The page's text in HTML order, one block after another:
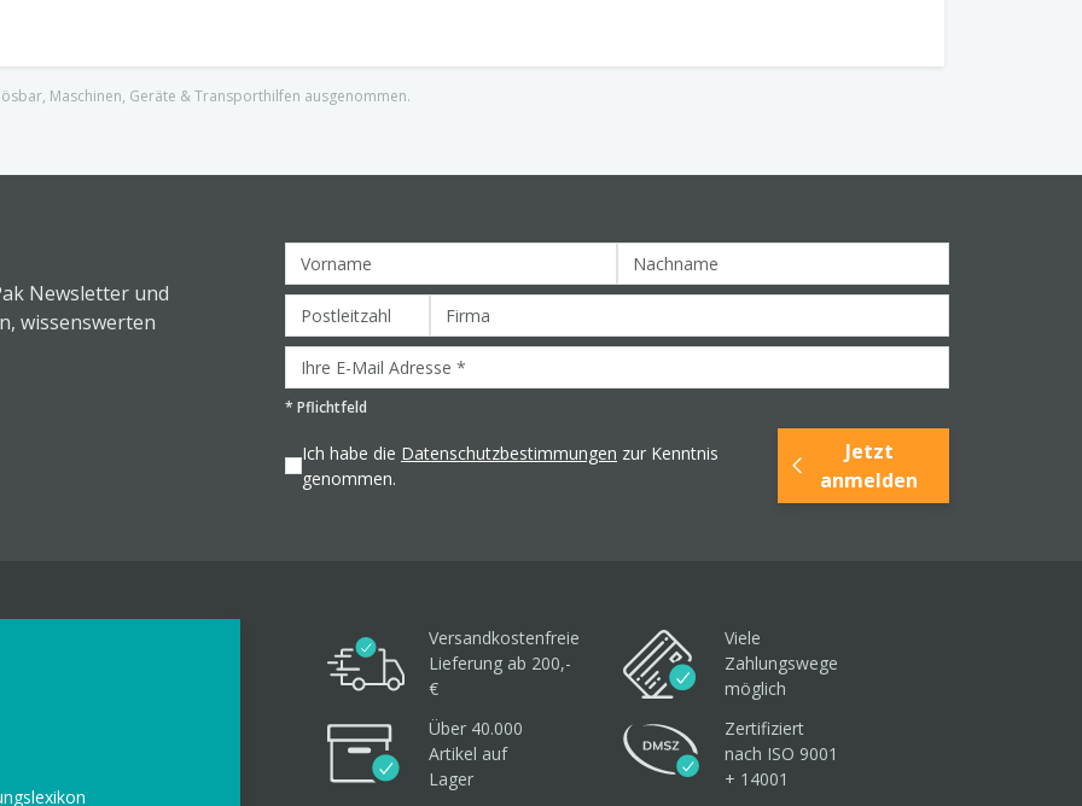
Maschinen, Geräte & Transporthilfen ausgenommen.
Newsletter und
wissenswerten
* Pflichtfeld
Ich habe die Datenschutzbestimmungen zur Kenntnis
genommen.
Jetzt
anmelden
Versandkostenfreie
Lieferung ab 200,-
€
Viele
Zahlungswege
möglich
Über 40.000
Artikel auf
Lager
Zertifiziert
nach ISO 9001
+ 14001